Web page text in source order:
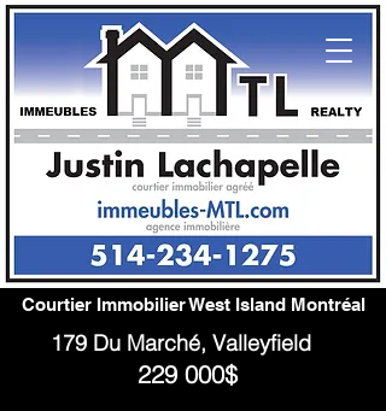
Courtier Immobilier West Island Montréal
179 Du Marché, Valleyfield
229 000$